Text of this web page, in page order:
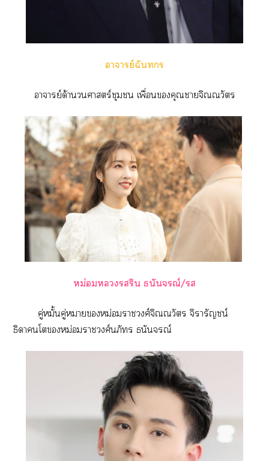
อาจารย์ฉันร
อาจารย์ด้านวนศาสตร์ชุมชน เพื่อนคุณาจิณณวัตร
หม่อมริน ธนันณ์/
คู่หมั้นคู่าหม่อมาวงศ์จิณณวัตร จิารัญชน์
ธิดาโหม่อมาวงศ์นภั ธนันณ์